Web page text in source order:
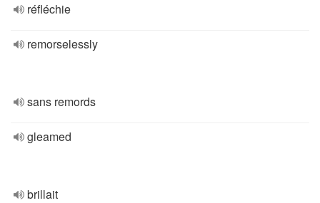
réfléchie
remorselessly
sans remords
gleamed
brillait